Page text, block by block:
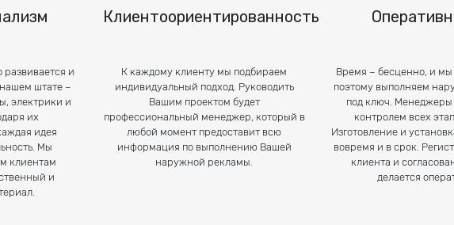
и
штате –
электрики и
их
идея
Мы
клиентам
и
Клиентоориентированность
К каждому клиенту мы подбираем
индивидуальный подход. Руководить
Вашим проектом будет
профессиональный менеджер, который в
любой момент предоставит всю
информация по выполнению Вашей
наружной рекламы.
Время – бесценно, и
поэтому выполняем
под ключ.
контролем всех
Изготовление и
вовремя и в срок.
клиента и
делается